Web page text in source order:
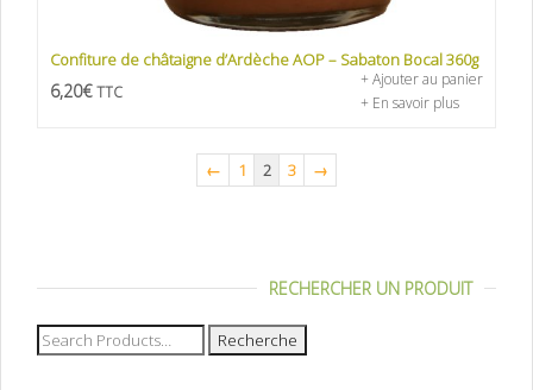
Confiture de châtaigne d’Ardèche AOP – Sabaton Bocal 360g
6,20€ TTC
+ Ajouter au panier
+ En savoir plus
← 1 2 3 →
RECHERCHER UN PRODUIT
Recherche
pour :